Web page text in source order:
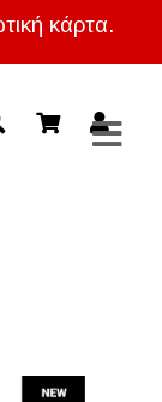
κάρτα.